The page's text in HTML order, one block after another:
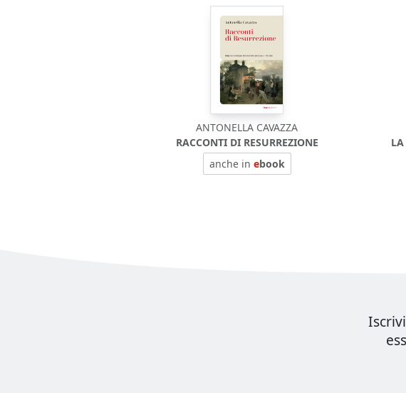
ANTONELLA CAVAZZA
RACCONTI DI RESURREZIONE
anche in ebook
LA